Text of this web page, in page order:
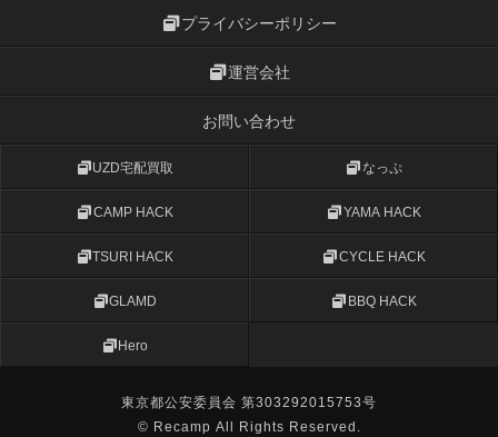
プライバシーポリシー
運営会社
お問い合わせ
UZD宅配買取 なっぷ
CAMP HACK YAMA HACK
TSURI HACK CYCLE HACK
GLAMD BBQ HACK
Hero
東京都公安委員会 第303292015753号
© Recamp All Rights Reserved.